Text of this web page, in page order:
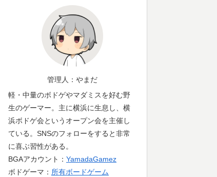
管理人：やまだ
軽・中量のボドゲやマダミスを好む野
生のゲーマー。主に横浜に生息し、横
浜ボドゲ会というオープン会を主催し
ている。SNSのフォローをすると非常
に喜ぶ習性がある。
BGAアカウント： YamadaGamez
ボドゲーマ： 所有ボードゲーム